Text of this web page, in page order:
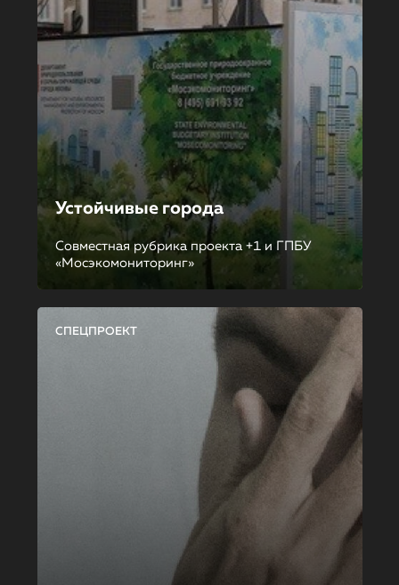
Устойчивые города
Совместная рубрика проекта +1 и ГПБУ
«Мосэкомониторинг»
СПЕЦПРОЕКТ